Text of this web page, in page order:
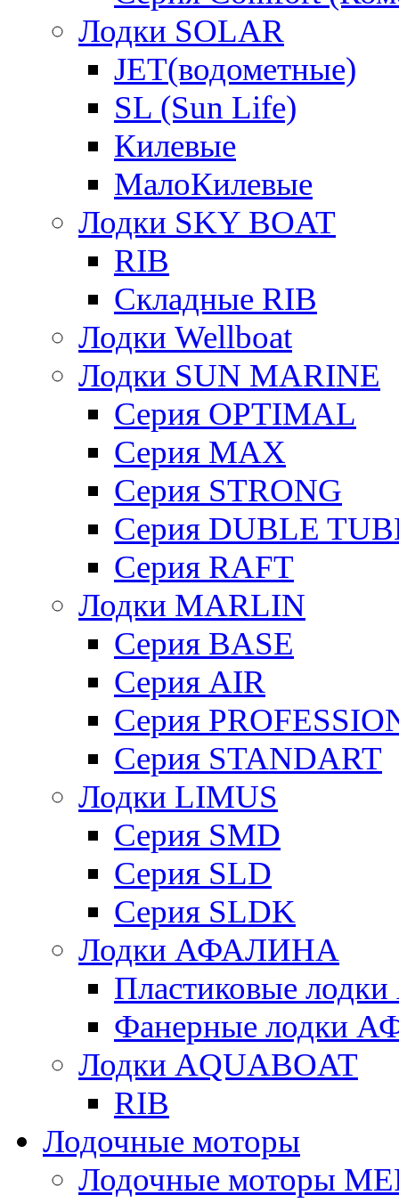
Лодки SOLAR
JET(водометные)
SL (Sun Life)
Килевые
МалоКилевые
Лодки SKY BOAT
RIB
Складные RIB
Лодки Wellboat
Лодки SUN MARINE
Серия OPTIMAL
Cерия MAX
Cерия STRONG
Серия DUBLE
Серия RAFT
Лодки MARLIN
Серия BASE
Серия AIR
Серия
Серия STANDART
Лодки LIMUS
Серия SMD
Серия SLD
Серия SLDK
Лодки АФАЛИНА
Пластиковые
Фанерные лодки
Лодки AQUABOAT
RIB
Лодочные моторы
Лодочные моторы